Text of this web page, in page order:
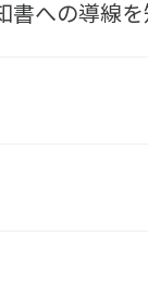
への導線を